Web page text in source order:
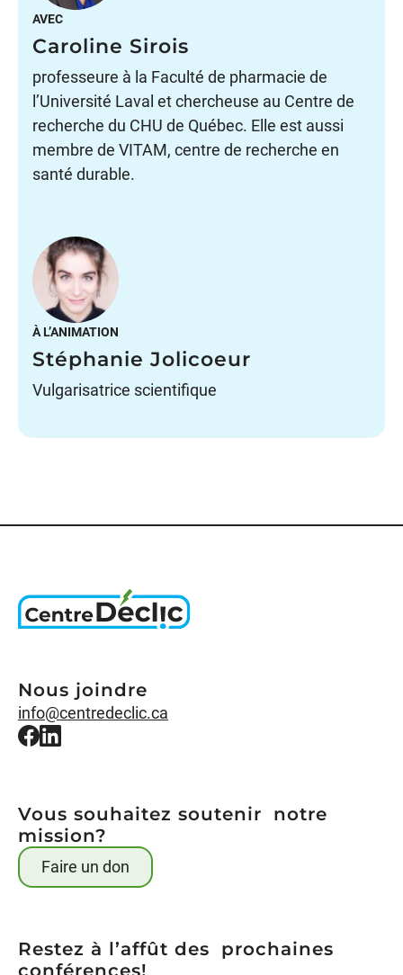
AVEC
Caroline Sirois
professeure à la Faculté de pharmacie de
l’Université Laval et chercheuse au Centre de
recherche du CHU de Québec. Elle est aussi
membre de VITAM, centre de recherche en
santé durable.
À L’ANIMATION
Stéphanie Jolicoeur
Vulgarisatrice scientifique
Nous joindre
info@centredeclic.ca
Vous souhaitez soutenir notre
mission?
Faire un don
Restez à l’affût des prochaines
conférences!